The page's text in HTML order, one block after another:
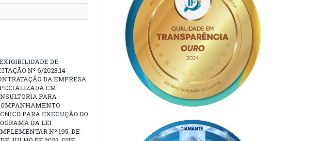
DE
Nº 6/2023.14
DA EMPRESA
EM
PARA
PARA EXECUÇÃO DO
DA LEI
Nº 195, DE